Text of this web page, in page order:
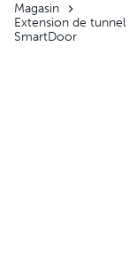
Magasin
Extension de
SmartDoor